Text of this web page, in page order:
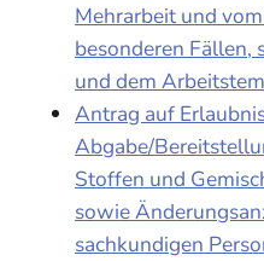
Mehrarbeit und
besonderen
und dem
Antrag auf
Abgabe/
Stoffen und
sowie
sachkundigen